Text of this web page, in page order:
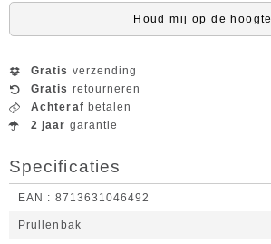
Houd mij op de hoogte
Gratis verzending
Gratis retourneren
Achteraf betalen
2 jaar garantie
Specificaties
EAN 8713631046492
Prullenbak